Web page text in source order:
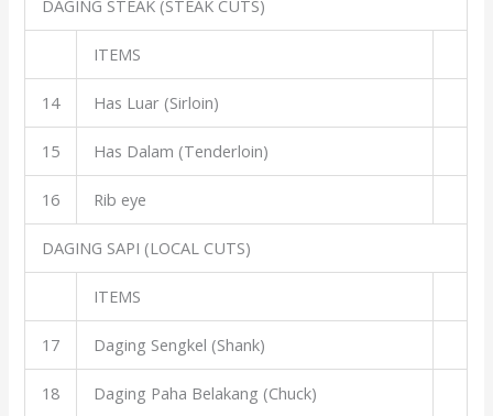
DAGING STEAK (STEAK CUTS)
ITEMS
14 Has Luar (Sirloin)
15 Has Dalam (Tenderloin)
16 Rib eye
DAGING SAPI (LOCAL CUTS)
ITEMS
17 Daging Sengkel (Shank)
18 Daging Paha Belakang (Chuck)